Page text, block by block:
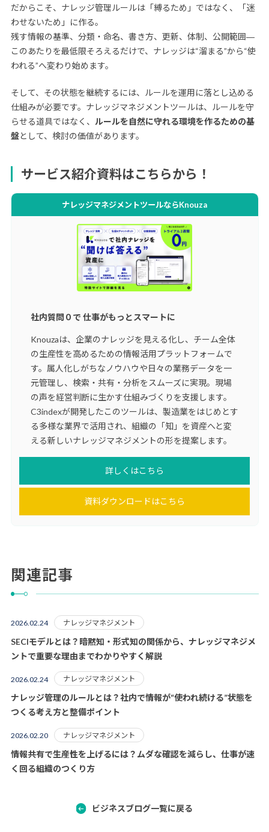
だからこそ、ナレッジ管理ルールは「縛るため」ではなく、「迷
わせないため」に作る。
残す情報の基準、分類・命名、書き方、更新、体制、公開範囲―
このあたりを最低限そろえるだけで、ナレッジは“溜まる”から“使
われる”へ変わり始めます。
そして、その状態を継続するには、ルールを運用に落とし込める
仕組みが必要です。ナレッジマネジメントツールは、ルールを守
らせる道具ではなく、 ルールを自然に守れる環境を作るための基
盤として、検討の価値があります。
サービス紹介資料はこちらから！
ナレッジマネジメントツールならKnouza
社内質問０で 仕事がもっとスマートに
Knouzaは、企業のナレッジを見える化し、チーム全体
の生産性を高めるための情報活用プラットフォームで
す。属人化しがちなノウハウや日々の業務データを一
元管理し、検索・共有・分析をスムーズに実現。現場
の声を経営判断に生かす仕組みづくりを支援します。
C3indexが開発したこのツールは、製造業をはじめとす
る多様な業界で活用され、組織の「知」を資産へと変
える新しいナレッジマネジメントの形を提案します。
詳しくはこちら
資料ダウンロードはこちら
関連記事
2026.02.24 ナレッジマネジメント
SECIモデルとは？暗黙知・形式知の関係から、ナレッジマネジメ
ントで重要な理由までわかりやすく解説
2026.02.24 ナレッジマネジメント
ナレッジ管理のルールとは？社内で情報が“使われ続ける”状態を
つくる考え方と整備ポイント
2026.02.20 ナレッジマネジメント
情報共有で生産性を上げるには？ムダな確認を減らし、仕事が速
く回る組織のつくり方
ビジネスブログ一覧に戻る